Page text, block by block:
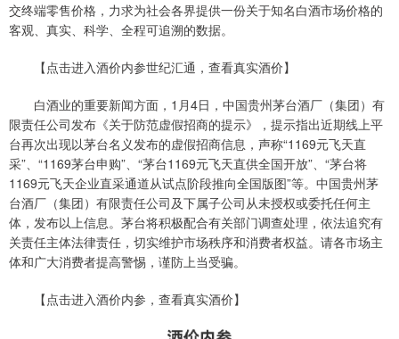
交终端零售价格，力求为社会各界提供一份关于知名白酒市场价格的
客观、真实、科学、全程可追溯的数据。
【点击进入酒价内参世纪汇通，查看真实酒价】
白酒业的重要新闻方面，1月4日，中国贵州茅台酒厂（集团）有
限责任公司发布《关于防范虚假招商的提示》，提示指出近期线上平
台再次出现以茅台名义发布的虚假招商信息，声称“1169元飞天直
采”、“1169茅台申购”、“茅台1169元飞天直供全国开放”、“茅台将
1169元飞天企业直采通道从试点阶段推向全国版图”等。中国贵州茅
台酒厂（集团）有限责任公司及下属子公司从未授权或委托任何主
体，发布以上信息。茅台将积极配合有关部门调查处理，依法追究有
关责任主体法律责任，切实维护市场秩序和消费者权益。请各市场主
体和广大消费者提高警惕，谨防上当受骗。
【点击进入酒价内参，查看真实酒价】